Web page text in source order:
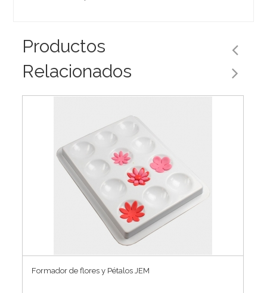
Productos
Relacionados
Formador de flores y Pétalos JEM